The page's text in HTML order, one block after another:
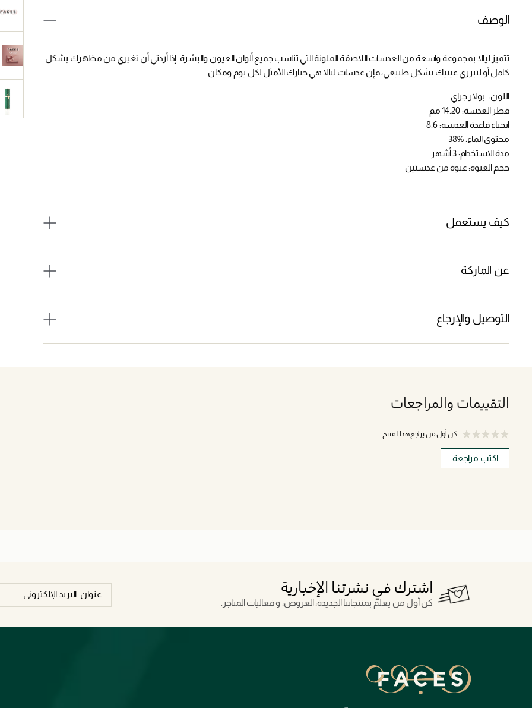
الوصف
تتميز ليالا بمجموعة واسعة من العدسات اللاصقة الملونة التي تناسب جميع ألوان العيون والبشرة. إذا أردتي أن تغيري من مظهرك بشكل
كامل أو لتبرزي عينيك بشكل طبيعي، فإن عدسات ليالا هي خيارك الأمثل لكل يوم ومكان.
اللون: بولار جراي
قطر العدسة: 14.20 مم
انحناء قاعدة العدسة: 8.6
محتوى الماء: %38
مدة الاستخدام: 3 أشهر
حجم العبوة: عبوة من عدستين
كيف يستعمل
عن الماركة
التوصيل والإرجاع
التقييمات والمراجعات
كن أول من يراجع هذا المنتج
اكتب مراجعة
اشترك في نشرتنا الإخبارية
كن أول من يعلم بمنتجاتنا الجديدة، العروض، و فعاليات المتاجر.